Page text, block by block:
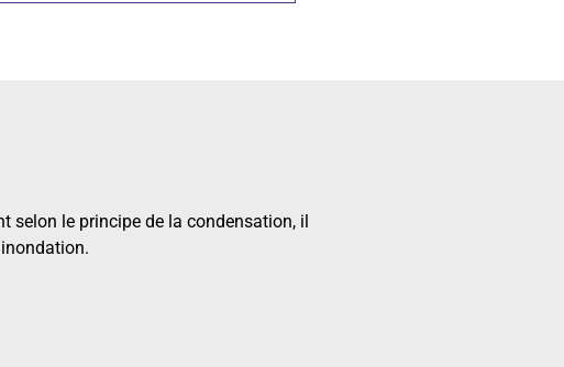
selon le principe de la condensation, il